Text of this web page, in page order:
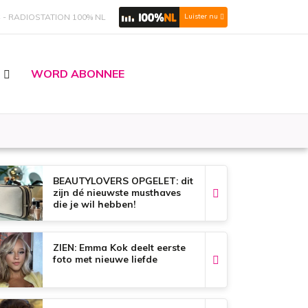
RADIOSTATION 100% NL Luister nu
WORD ABONNEE
BEAUTYLOVERS OPGELET: dit
zijn dé nieuwste musthaves
die je wil hebben!
ZIEN: Emma Kok deelt eerste
foto met nieuwe liefde